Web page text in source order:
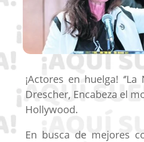
¡Actores en huelga! ‘’La
Drescher, Encabeza el
Hollywood.
En busca de mejores